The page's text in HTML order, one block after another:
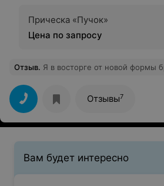
Прическа «Пучок»
Цена по запросу
Отзыв. Я в восторге от новой формы
Отзывы7
Вам будет интересно